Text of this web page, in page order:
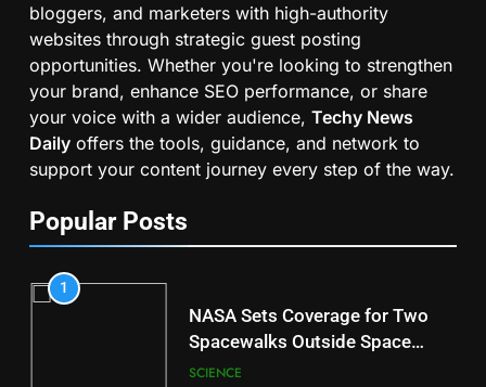
bloggers, and marketers with high-authority
websites through strategic guest posting
opportunities. Whether you're looking to strengthen
your brand, enhance SEO performance, or share
your voice with a wider audience, Techy News
Daily offers the tools, guidance, and network to
support your content journey every step of the way.
Popular Posts
1
NASA Sets Coverage for Two
Spacewalks Outside Space
Station
SCIENCE